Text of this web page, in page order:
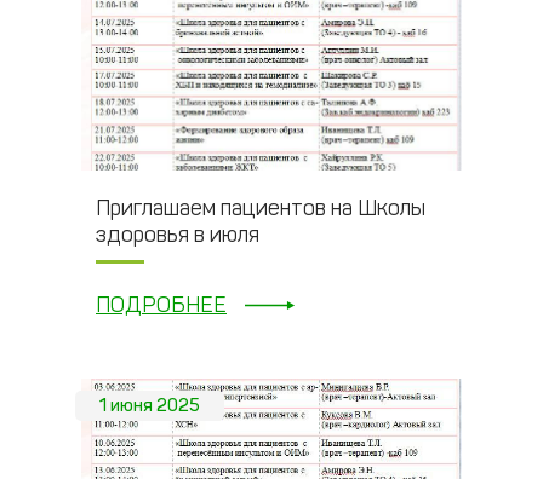
Приглашаем пациентов на Школы
здоровья в июля
ПОДРОБНЕЕ
1 июня 2025